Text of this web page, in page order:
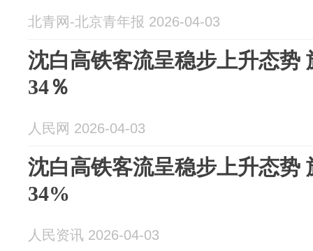
北青网-北京青年报 2026-04-03
沈白高铁客流呈稳步上升态势
34％
人民网 2026-04-03
沈白高铁客流呈稳步上升态势
34%
人民资讯 2026-04-03